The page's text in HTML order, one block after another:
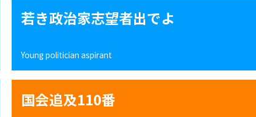
若き政治家志望者出でよ
Young politician aspirant
国会追及110番